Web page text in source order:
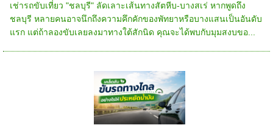
เช่ารถขับเที่ยว "ชลบุรี" ลัดเลาะเส้นทางสัตหีบ-บางสเร่ หากพูดถึง
ชลบุรี หลายคนอาจนึกถึงความคึกคักของพัทยาหรือบางแสนเป็นอันดับ
แรก แต่ถ้าลองขับเลยลงมาทางใต้สักนิด คุณจะได้พบกับมุมสงบขอ...